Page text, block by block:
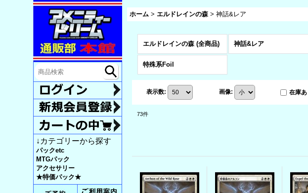
ホーム > エルドレインの森 > 神話&レア
↓カテゴリーから探す
パックetc
MTGパック
アクセサリー
★特価パック★
エルドレインの森 (全商品) 神話&レア
特殊系Foil
表示数: 画像: 在庫あ
73件